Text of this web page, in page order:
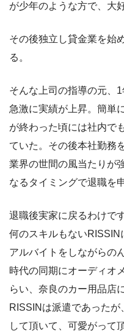
が少年のような方で、大
その後独立し貸金業を始
る。
そんな上司の指導の元、
急激に実績が上昇。簡単
が終わった頃には社内で
ていた。その後本社勤務
業界の世間の風当たりが
なるタイミングで退職を
退職後実家に戻るわけで
何のスキルもない
アルバイトをしながらの
時代の同期にオーディオ
らい、奈良のカー用品店
RISSINは派遣であったが
して頂いて、可愛がって